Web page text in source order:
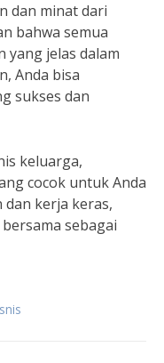
dan minat dari
bahwa semua
yang jelas dalam
Anda bisa
sukses dan
keluarga,
cocok untuk Anda
kerja keras,
sebagai